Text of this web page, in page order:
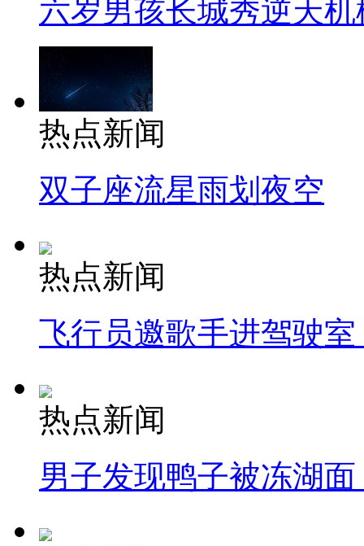
六岁男孩长城秀逆天机
热点新闻
双子座流星雨划夜空
热点新闻
飞行员邀歌手进驾驶
热点新闻
男子发现鸭子被冻湖